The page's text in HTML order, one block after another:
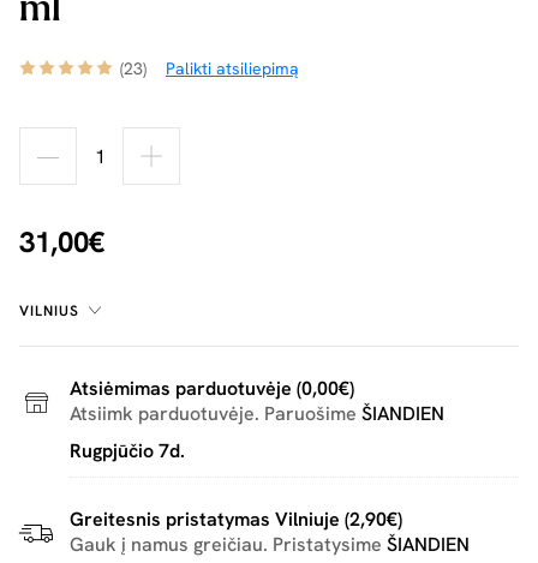
ml
(23) Palikti atsiliepimą
31,00€
VILNIUS
Atsiėmimas parduotuvėje (0,00€)
Atsiimk parduotuvėje. Paruošime ŠIANDIEN
Rugpjūčio 7d.
Greitesnis pristatymas Vilniuje (2,90€)
Gauk į namus greičiau. Pristatysime ŠIANDIEN